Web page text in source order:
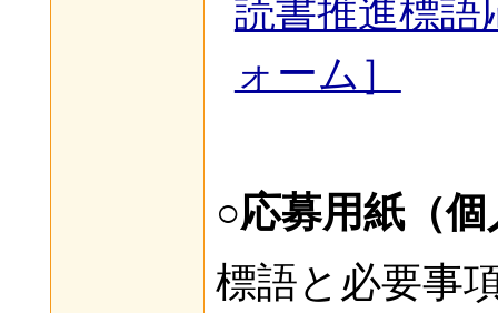
読書推進標語
ォーム］
○応募用紙（
標語と必要事